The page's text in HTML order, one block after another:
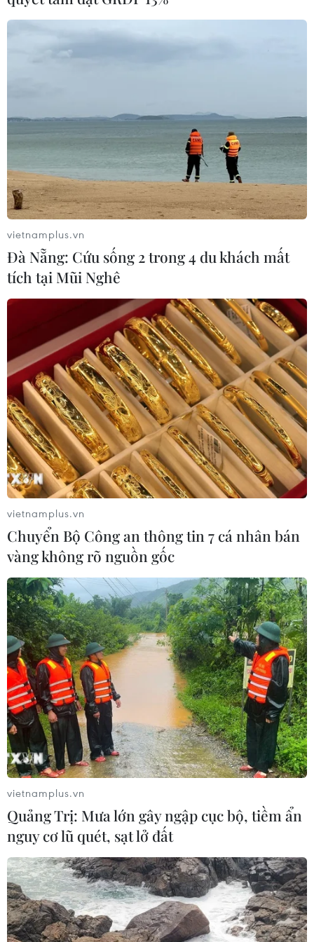
vietnamplus.vn
Đà Nẵng: Cứu sống 2 trong 4 du khách mất
tích tại Mũi Nghê
vietnamplus.vn
Chuyển Bộ Công an thông tin 7 cá nhân bán
vàng không rõ nguồn gốc
vietnamplus.vn
Quảng Trị: Mưa lớn gây ngập cục bộ, tiềm ẩn
nguy cơ lũ quét, sạt lở đất